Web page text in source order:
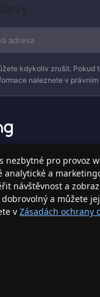
kdykoliv zrušit. Pokud
naleznete v právním
s Apple produkty,
bezpečně a s
nezbytné pro provoz
a
návštěvnost a
a můžete
v Zásadách ochrany